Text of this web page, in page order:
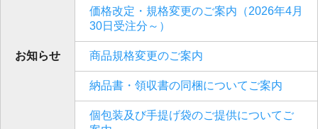
お知らせ
価格改定・規格変更のご案内（2026年4月
30日受注分～）
商品規格変更のご案内
納品書・領収書の同梱についてご案内
個包装及び手提げ袋のご提供についてご